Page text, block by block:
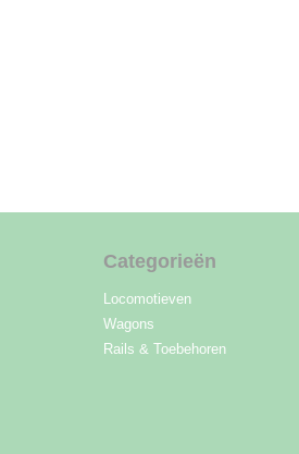
Categorieën
Locomotieven
Wagons
Rails & Toebehoren